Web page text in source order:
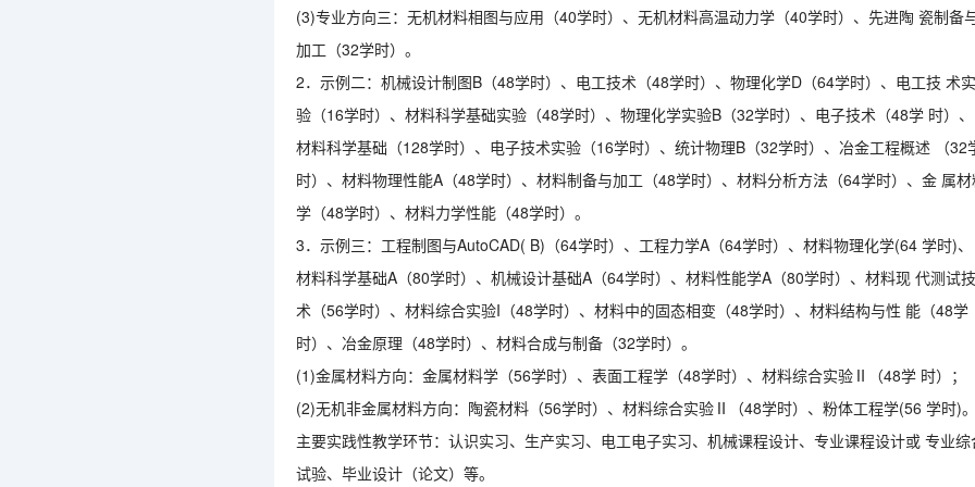
(3)专业方向三：无机材料相图与应用（40学时）、无机材料高温动力学（40学时）、先进陶 瓷制备
加工（32学时）。
2．示例二：机械设计制图B（48学时）、电工技术（48学时）、物理化学D（64学时）、电工技 术实
验（16学时）、材料科学基础实验（48学时）、物理化学实验B（32学时）、电子技术（48学 时）、
材料科学基础（128学时）、电子技术实验（16学时）、统计物理B（32学时）、冶金工程概述 （32
时）、材料物理性能A（48学时）、材料制备与加工（48学时）、材料分析方法（64学时）、金 属
学（48学时）、材料力学性能（48学时）。
3．示例三：工程制图与AutoCAD( B)（64学时）、工程力学A（64学时）、材料物理化学(64 学时)、
材料科学基础A（80学时）、机械设计基础A（64学时）、材料性能学A（80学时）、材料现 代测试技
术（56学时）、材料综合实验I（48学时）、材料中的固态相变（48学时）、材料结构与性 能（48学
时）、冶金原理（48学时）、材料合成与制备（32学时）。
(1)金属材料方向：金属材料学（56学时）、表面工程学（48学时）、材料综合实验Ⅱ（48学 时）；
(2)无机非金属材料方向：陶瓷材料（56学时）、材料综合实验Ⅱ（48学时）、粉体工程学(56 学时)。
主要实践性教学环节：认识实习、生产实习、电工电子实习、机械课程设计、专业课程设计或 专业综
试验、毕业设计（论文）等。